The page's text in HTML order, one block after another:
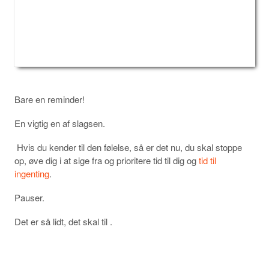
Bare en reminder!
En vigtig en af slagsen.
Hvis du kender til den følelse, så er det nu, du skal stoppe
op, øve dig i at sige fra og prioritere tid til dig ogtid til
ingenting.
Pauser.
Det er så lidt, det skal til .